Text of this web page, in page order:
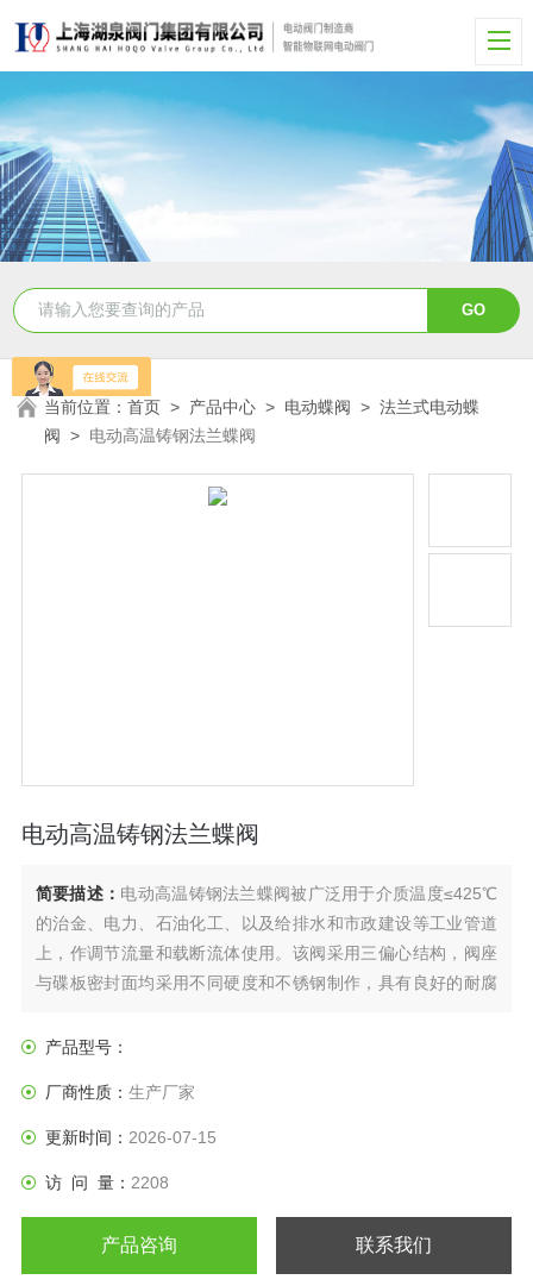
当前位置：首页 > 产品中心 > 电动蝶阀 >法兰式电动蝶
阀 > 电动高温铸钢法兰蝶阀
电动高温铸钢法兰蝶阀
简要描述： 电动高温铸钢法兰蝶阀被广泛用于介质温度≤425℃
的治金、电力、石油化工、以及给排水和市政建设等工业管道
上，作调节流量和载断流体使用。该阀采用三偏心结构，阀座
与碟板密封面均采用不同硬度和不锈钢制作，具有良好的耐腐
GB/T13927-92阀门压力试验标准。
产品型号：
厂商性质： 生产厂家
更新时间： 2026-07-15
访 问 量： 2208
产品咨询 联系我们